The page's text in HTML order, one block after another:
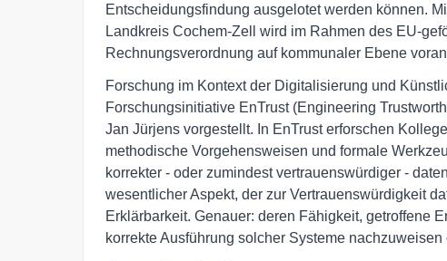
Entscheidungsfindung ausgelotet werden können.
Landkreis Cochem-Zell wird im Rahmen des EU-
Rechnungsverordnung auf kommunaler Ebene
Forschung im Kontext der Digitalisierung und
Forschungsinitiative EnTrust (Engineering
Jan Jürjens vorgestellt. In EnTrust erforschen
methodische Vorgehensweisen und formale
korrekter - oder zumindest vertrauenswürdiger -
wesentlicher Aspekt, der zur Vertrauenswürdigkeit
Erklärbarkeit. Genauer: deren Fähigkeit, getroffene
korrekte Ausführung solcher Systeme